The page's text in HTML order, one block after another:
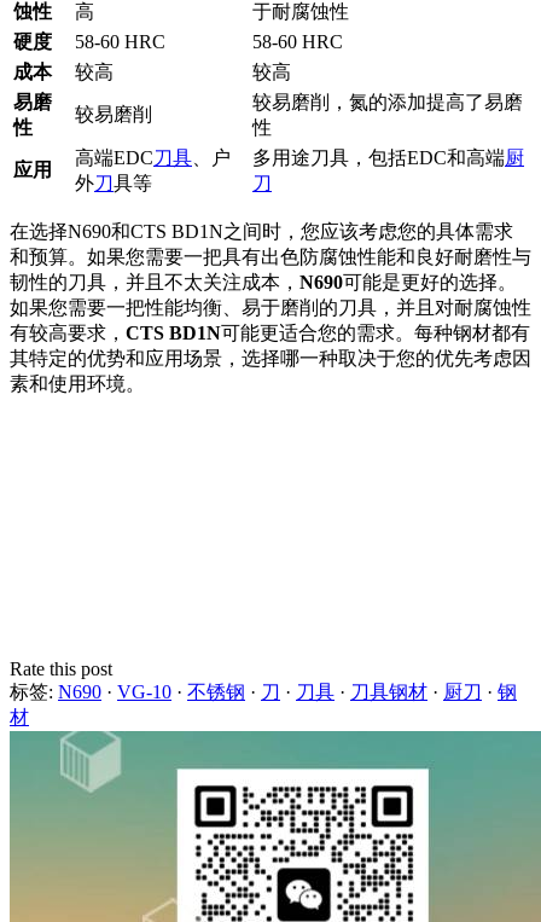
蚀性
高
于耐腐蚀性
硬度
58-60 HRC
58-60 HRC
成本
较高
较高
易磨
性
较易磨削
较易磨削，氮的添加提高了易磨
性
应用
高端EDC刀具 、户
外刀具等
多用途刀具，包括EDC和高端厨
刀
在选择N690和CTS BD1N之间时，您应该考虑您的具体需求
和预算。如果您需要一把具有出色防腐蚀性能和良好耐磨性与
韧性的刀具，并且不太关注成本， N690可能是更好的选择。
如果您需要一把性能均衡、易于磨削的刀具，并且对耐腐蚀性
有较高要求， CTS BD1N可能更适合您的需求。每种钢材都有
其特定的优势和应用场景，选择哪一种取决于您的优先考虑因
素和使用环境。
Rate this post
标签: N690 · VG-10 · 不锈钢 · 刀 · 刀具 · 刀具钢材 · 厨刀 · 钢
材